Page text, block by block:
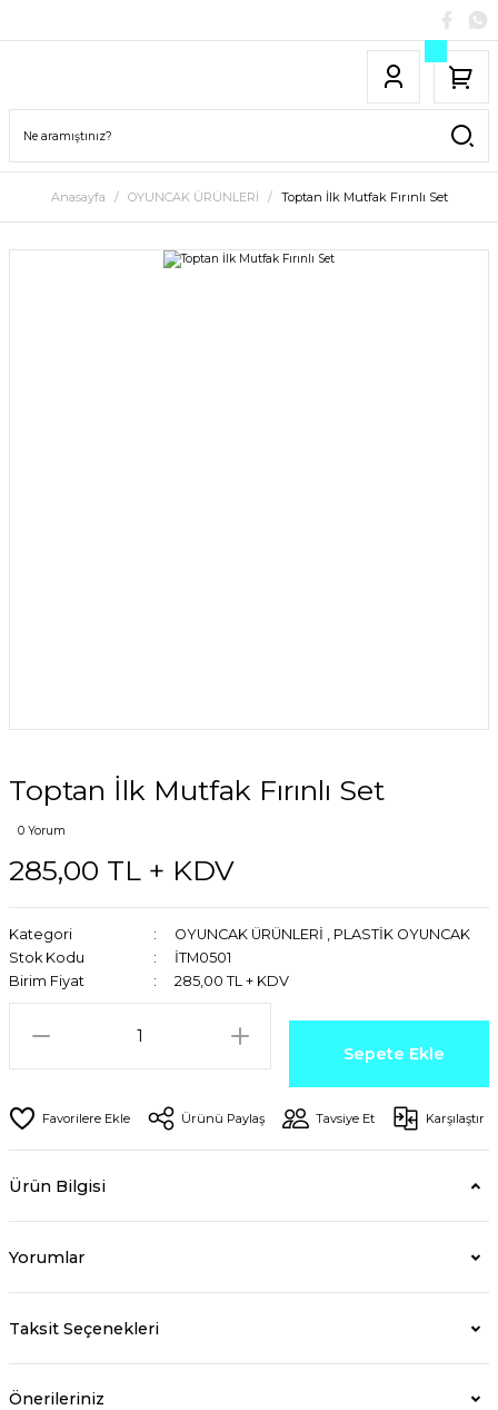
Anasayfa OYUNCAK ÜRÜNLERİ Toptan İlk Mutfak Fırınlı Set
Toptan İlk Mutfak Fırınlı Set
0 Yorum
285,00 TL + KDV
Kategori OYUNCAK ÜRÜNLERİ , PLASTİK OYUNCAK
Stok Kodu
İTM0501
Birim Fiyat
285,00 TL + KDV
Sepete Ekle
Ürünü Paylaş Tavsiye Et Karşılaştır
Ürün Bilgisi
Yorumlar
Taksit Seçenekleri
Önerileriniz